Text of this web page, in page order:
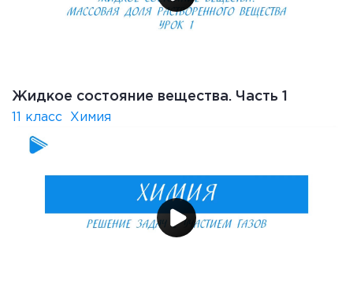
Жидкое состояние вещества. Часть 1
11 класс Химия